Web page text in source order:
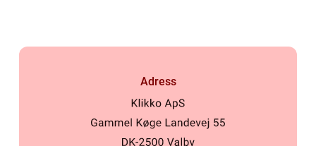
Adress